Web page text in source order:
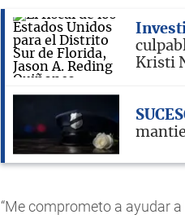
Kristi
“Me comprometo a ayudar